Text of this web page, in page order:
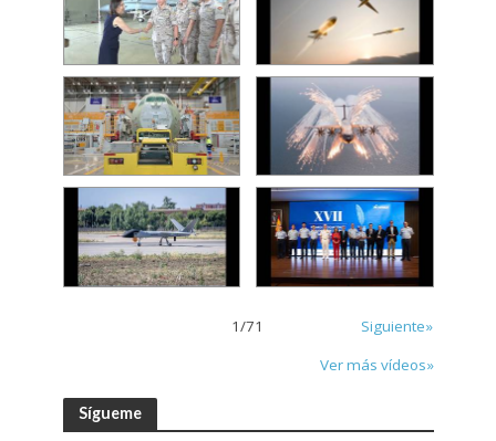
1/71
Siguiente»
Ver más vídeos»
Sígueme